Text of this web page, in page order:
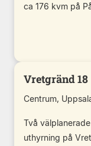
ca 176 kvm på
Vretgränd 18
Centrum,
Två
uthyrning på